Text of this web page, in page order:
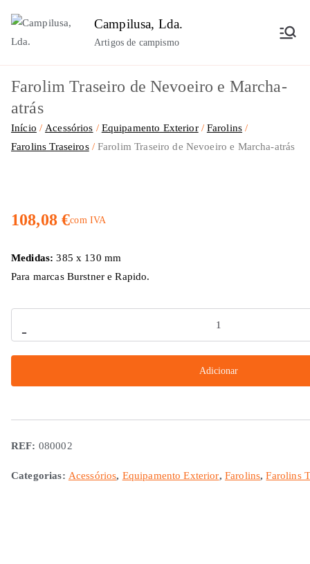
para
conteúdo
Campilusa, Lda.
Artigos de campismo
Farolim Traseiro de Nevoeiro e Marcha-
atrás
Início Acessórios Equipamento Exterior
Farolins
Farolins Traseiros
Farolim Traseiro de Nevoeiro e Marcha-atrás
108,08€com IVA
Medidas: 385 x 130 mm
Para marcas Burstner e Rapido.
-
Farolim
Marcha-
Adicionar
REF: 080002
Categorias: Acessórios, Equipamento Exterior, Farolins,Farolins